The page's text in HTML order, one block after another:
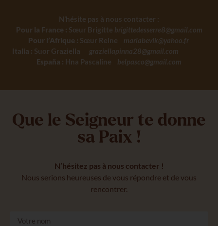
N’hésite pas à nous contacter :
Pour la France : Sœur Brigitte brigittedesserre8@gmail.com
Pour l’Afrique : Sœur Reine mariabevik@yahoo.fr
Italia : Suor Graziella graziellapinna28@gmail.com
España : Hna Pascaline belpasco@gmail.com
N’hésitez pas à nous contacter !
Nous serions heureuses de vous répondre et de vous
rencontrer.
Que le Seigneur te donne
sa Paix !